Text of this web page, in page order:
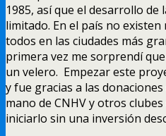
1985, así que el desarrollo de
limitado. En el país no existen
todos en las ciudades más
primera vez me sorprendí
un velero. Empezar este
y fue gracias a las
mano de CNHV y otros
iniciarlo sin una inversión